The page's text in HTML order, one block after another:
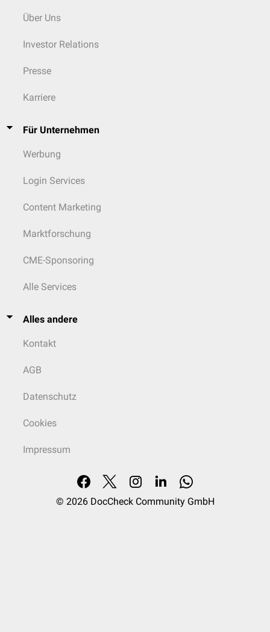
Über Uns
Investor Relations
Presse
Karriere
Für Unternehmen
Werbung
Login Services
Content Marketing
Marktforschung
CME-Sponsoring
Alle Services
Alles andere
Kontakt
AGB
Datenschutz
Cookies
Impressum
© 2026 DocCheck Community GmbH